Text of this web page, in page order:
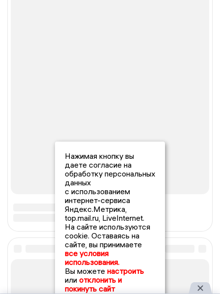
Нажимая кнопку вы
даете согласие на
обработку персональных
данных
с использованием
интернет-сервиса
Яндекс.Метрика,
top.mail.ru, LiveInternet.
На сайте используются
cookie. Оставаясь на
сайте, вы принимаете
все условия
использования.
Вы можете настроить
или отклонить и
покинуть сайт